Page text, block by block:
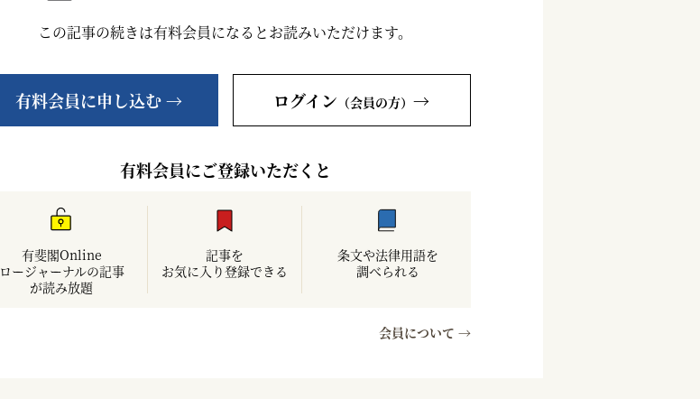
この記事の続きは有料会員になるとお読みいただけます。
有料会員に申し込む → ログイン （会員の方） →
有料会員にご登録いただくと
有斐閣Online
ロージャーナルの記事
が読み放題
記事を
お気に入り登録できる
条文や法律用語を
調べられる
会員について →